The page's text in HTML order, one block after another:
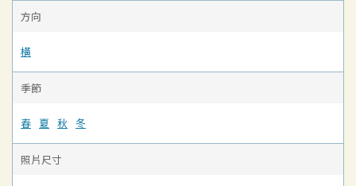
方向
橫
季節
春 夏 秋 冬
照片尺寸